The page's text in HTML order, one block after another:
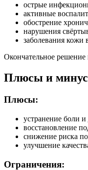
острые
активные
обострение
нарушения
заболевания кожи
Окончательное решение
Плюсы и
Плюсы:
устранение боли
восстановление
снижение риска
улучшение
Ограничения: